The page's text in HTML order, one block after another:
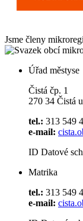
Jsme členy
Úřad městyse
Čistá čp. 1
270 34 Čistá
tel.: 313 549
e-mail:
ID Datové
Matrika
tel.: 313 549
e-mail: